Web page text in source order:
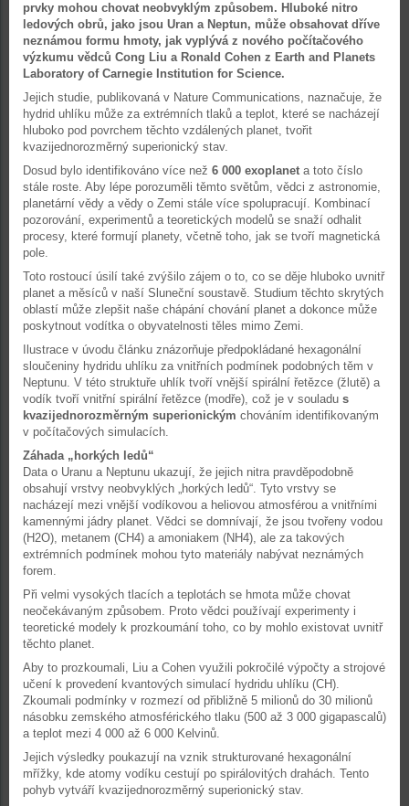
prvky mohou chovat neobvyklým způsobem. Hluboké nitro
ledových obrů, jako jsou Uran a Neptun, může obsahovat dříve
neznámou formu hmoty, jak vyplývá z nového počítačového
výzkumu vědců Cong Liu a Ronald Cohen z Earth and Planets
Laboratory of Carnegie Institution for Science.
Jejich studie, publikovaná v Nature Communications, naznačuje, že
hydrid uhlíku může za extrémních tlaků a teplot, které se nacházejí
hluboko pod povrchem těchto vzdálených planet, tvořit
kvazijednorozměrný superionický stav.
Dosud bylo identifikováno více než 6 000 exoplanet a toto číslo
stále roste. Aby lépe porozuměli těmto světům, vědci z astronomie,
planetární vědy a vědy o Zemi stále více spolupracují. Kombinací
pozorování, experimentů a teoretických modelů se snaží odhalit
procesy, které formují planety, včetně toho, jak se tvoří magnetická
pole.
Toto rostoucí úsilí také zvýšilo zájem o to, co se děje hluboko uvnitř
planet a měsíců v naší Sluneční soustavě. Studium těchto skrytých
oblastí může zlepšit naše chápání chování planet a dokonce může
poskytnout vodítka o obyvatelnosti těles mimo Zemi.
Ilustrace v úvodu článku znázorňuje předpokládané hexagonální
sloučeniny hydridu uhlíku za vnitřních podmínek podobných těm v
Neptunu. V této struktuře uhlík tvoří vnější spirální řetězce (žlutě) a
vodík tvoří vnitřní spirální řetězce (modře), což je v souladu s
kvazijednorozměrným superionickým chováním identifikovaným
v počítačových simulacích.
Záhada „horkých ledů“
Data o Uranu a Neptunu ukazují, že jejich nitra pravděpodobně
obsahují vrstvy neobvyklých „horkých ledů“. Tyto vrstvy se
nacházejí mezi vnější vodíkovou a heliovou atmosférou a vnitřními
kamennými jádry planet. Vědci se domnívají, že jsou tvořeny vodou
(H2O), metanem (CH4) a amoniakem (NH4), ale za takových
extrémních podmínek mohou tyto materiály nabývat neznámých
forem.
Při velmi vysokých tlacích a teplotách se hmota může chovat
neočekávaným způsobem. Proto vědci používají experimenty i
teoretické modely k prozkoumání toho, co by mohlo existovat uvnitř
těchto planet.
Aby to prozkoumali, Liu a Cohen využili pokročilé výpočty a strojové
učení k provedení kvantových simulací hydridu uhlíku (CH).
Zkoumali podmínky v rozmezí od přibližně 5 milionů do 30 milionů
násobku zemského atmosférického tlaku (500 až 3 000 gigapascalů)
a teplot mezi 4 000 až 6 000 Kelvinů.
Jejich výsledky poukazují na vznik strukturované hexagonální
mřížky, kde atomy vodíku cestují po spirálovitých drahách. Tento
pohyb vytváří kvazijednorozměrný superionický stav.